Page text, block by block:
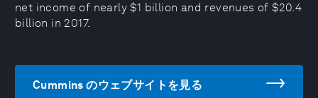
net income of nearly $1 billion and revenues of $20.4
billion in 2017.
Cummins のウェブサイトを見る